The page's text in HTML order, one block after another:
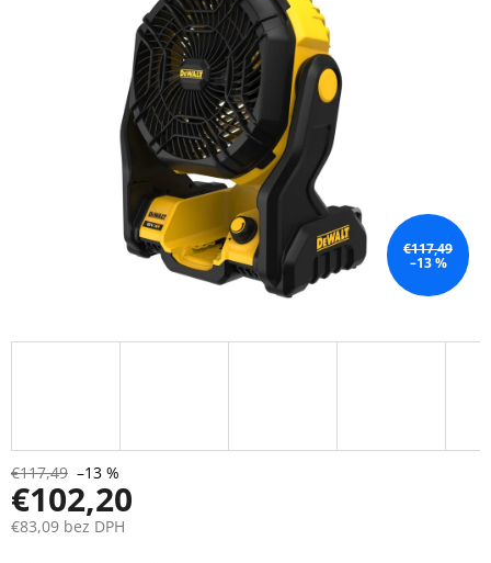
5
hviezdičiek.
€117,49
–13 %
€117,49 –13 %
€102,20
€83,09 bez DPH